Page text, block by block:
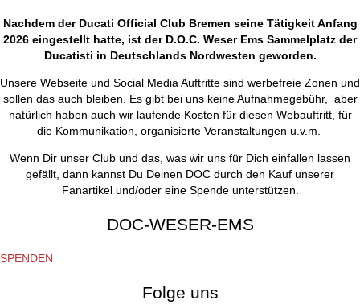
Nachdem der Ducati Official Club Bremen seine Tätigkeit Anfang
2026 eingestellt hatte, ist der D.O.C. Weser Ems Sammelplatz der
Ducatisti in Deutschlands Nordwesten geworden.
Unsere Webseite und Social Media Auftritte sind werbefreie Zonen und
sollen das auch bleiben. Es gibt bei uns keine Aufnahmegebühr, aber
natürlich haben auch wir laufende Kosten für diesen Webauftritt, für
die Kommunikation, organisierte Veranstaltungen u.v.m.
Wenn Dir unser Club und das, was wir uns für Dich einfallen lassen
gefällt, dann kannst Du Deinen DOC durch den Kauf unserer
Fanartikel und/oder eine Spende unterstützen.
DOC-WESER-EMS
SPENDEN
Folge uns